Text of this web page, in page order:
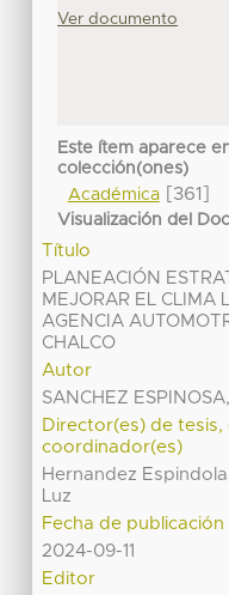
Ver documento
Este ítem aparece
colección(ones)
Académica[361]
Visualización del
Título
PLANEACIÓN
MEJORAR EL CLIMA
AGENCIA
CHALCO
Autor
SANCHEZ
Director(es) de
coordinador(es)
Hernandez
Luz
Fecha de publicación
2024-09-11
Editor